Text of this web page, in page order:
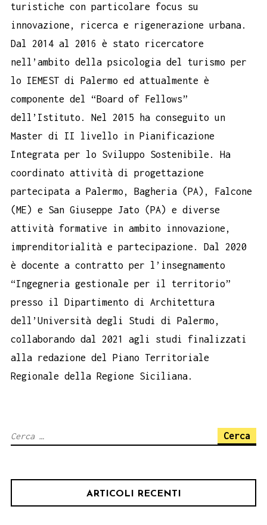
turistiche con particolare focus su
innovazione, ricerca e rigenerazione urbana.
Dal 2014 al 2016 è stato ricercatore
nell’ambito della psicologia del turismo per
lo IEMEST di Palermo ed attualmente è
componente del “Board of Fellows”
dell’Istituto. Nel 2015 ha conseguito un
Master di II livello in Pianificazione
Integrata per lo Sviluppo Sostenibile. Ha
coordinato attività di progettazione
partecipata a Palermo, Bagheria (PA), Falcone
(ME) e San Giuseppe Jato (PA) e diverse
attività formative in ambito innovazione,
imprenditorialità e partecipazione. Dal 2020
è docente a contratto per l’insegnamento
“Ingegneria gestionale per il territorio”
presso il Dipartimento di Architettura
dell’Università degli Studi di Palermo,
collaborando dal 2021 agli studi finalizzati
alla redazione del Piano Territoriale
Regionale della Regione Siciliana.
Ricerca
ARTICOLI RECENTI